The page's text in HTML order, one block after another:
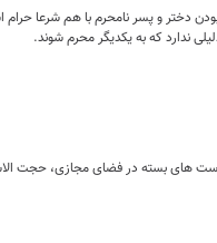
دختر و پسر نامحرم با هم شرعا
ندارد که به یکدیگر محرم شوند.
مردم نسبت به خبر تفحص ۱۷۵ غواص شهید با دست های بسته